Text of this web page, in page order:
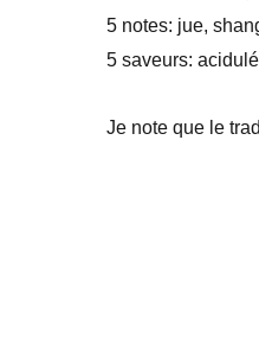
5 notes: jue,
5 saveurs:
Je note que le